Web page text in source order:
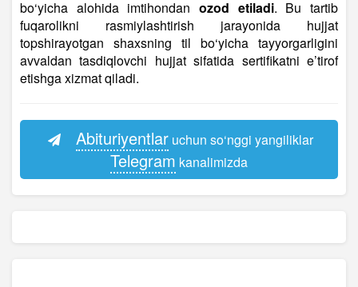
bo‘yicha alohida imtihondan ozod etiladi. Bu tartib
fuqarolikni rasmiylashtirish jarayonida hujjat
topshirayotgan shaxsning til bo‘yicha tayyorgarligini
avvaldan tasdiqlovchi hujjat sifatida sertifikatni e’tirof
etishga xizmat qiladi.
Abituriyentlaruchun so‘nggi yangiliklar
Telegram kanalimizda